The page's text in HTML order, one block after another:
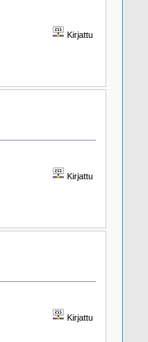
Kirjattu
Kirjattu
Kirjattu